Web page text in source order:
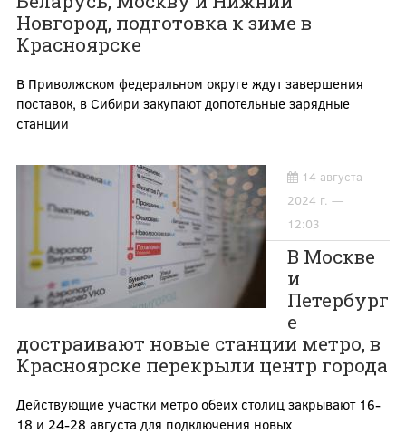
Новгород, подготовка к зиме в
Красноярске
В Приволжском федеральном округе ждут завершения
поставок, в Сибири закупают допотельные зарядные
станции
14 августа
2024 г. —
12:03
В Москве
и
Петербург
е
достраивают новые станции метро, в
Красноярске перекрыли центр города
Действующие участки метро обеих столиц закрывают 16-
18 и 24-28 августа для подключения новых